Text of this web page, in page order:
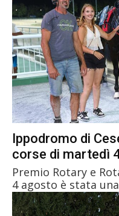
Ippodromo di
corse di martedì
Premio Rotary e
4 agosto è stata